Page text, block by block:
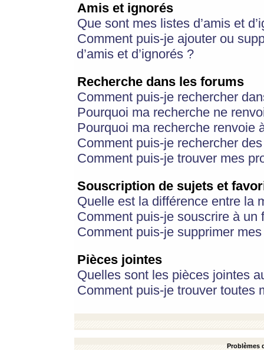
Amis et ignorés
Que sont mes listes d’amis et
Comment puis-je ajouter ou
d’amis et d’ignorés ?
Recherche dans les forums
Comment puis-je rechercher
Pourquoi ma recherche ne
Pourquoi ma recherche renvoie
Comment puis-je rechercher
Comment puis-je trouver mes
Souscription de sujets et
Quelle est la différence entre la
Comment puis-je souscrire à
Comment puis-je supprimer
Pièces jointes
Quelles sont les pièces jointes
Comment puis-je trouver toutes
Problèmes